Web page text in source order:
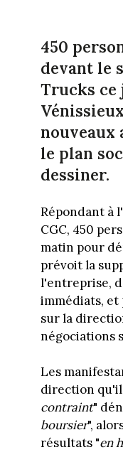
450
devant le
Trucks ce
nouveaux
le plan
dessiner.
Répondant à
CGC, 450
matin pour
prévoit la
l'entreprise,
immédiats,
sur la
négociations
Les
direction qu'il
contraint"
boursier",
résultats "en